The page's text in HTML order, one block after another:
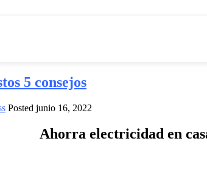
5 consejos
Posted junio 16, 2022
Ahorra electricidad en